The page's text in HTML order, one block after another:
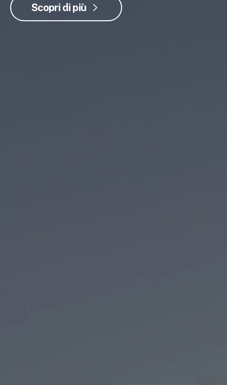
Scopri di più